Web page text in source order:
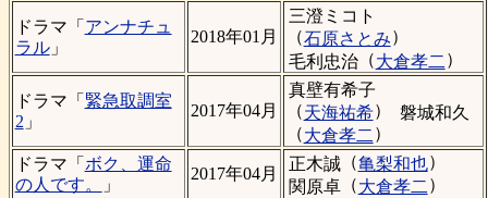
ドラマ「 アンナチュ
ラル」
2018年01月
三澄ミコト
（石原さとみ）
毛利忠治（大倉孝二 ）
ドラマ「 緊急取調室
2 」
2017年04月
真壁有希子
（天海祐希）
磐城和久
（大倉孝二 ）
ドラマ「 ボク、運命
の人です。
」
2017年04月
正木誠 （亀梨和也）
関原卓 （大倉孝二 ）